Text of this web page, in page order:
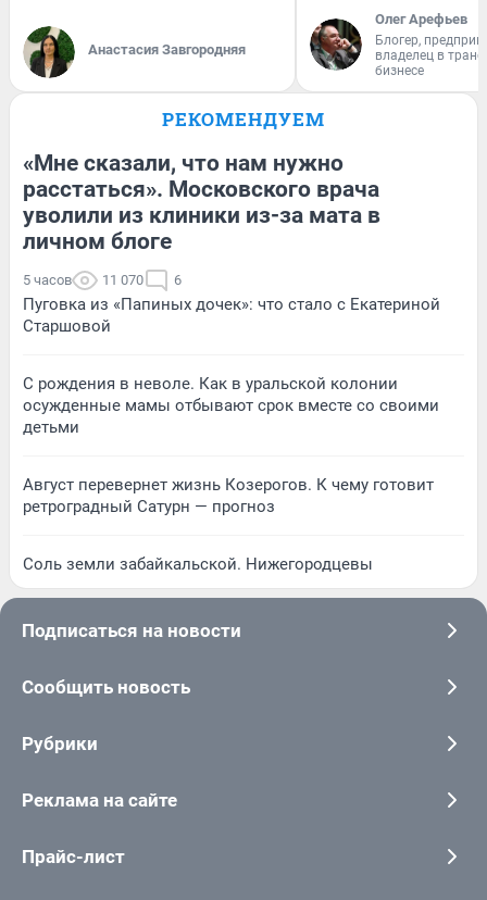
Анастасия Завгородняя
Олег Арефьев
Блогер,
владелец в
бизнесе
РЕКОМЕНДУЕМ
«Мне сказали, что нам нужно
расстаться». Московского врача
уволили из клиники из-за мата в
личном блоге
5 часов 11 070 6
Пуговка из «Папиных дочек»: что стало с Екатериной
Старшовой
С рождения в неволе. Как в уральской колонии
осужденные мамы отбывают срок вместе со своими
детьми
Август перевернет жизнь Козерогов. К чему готовит
ретроградный Сатурн — прогноз
Соль земли забайкальской. Нижегородцевы
Подписаться на новости
Сообщить новость
Рубрики
Реклама на сайте
Прайс-лист